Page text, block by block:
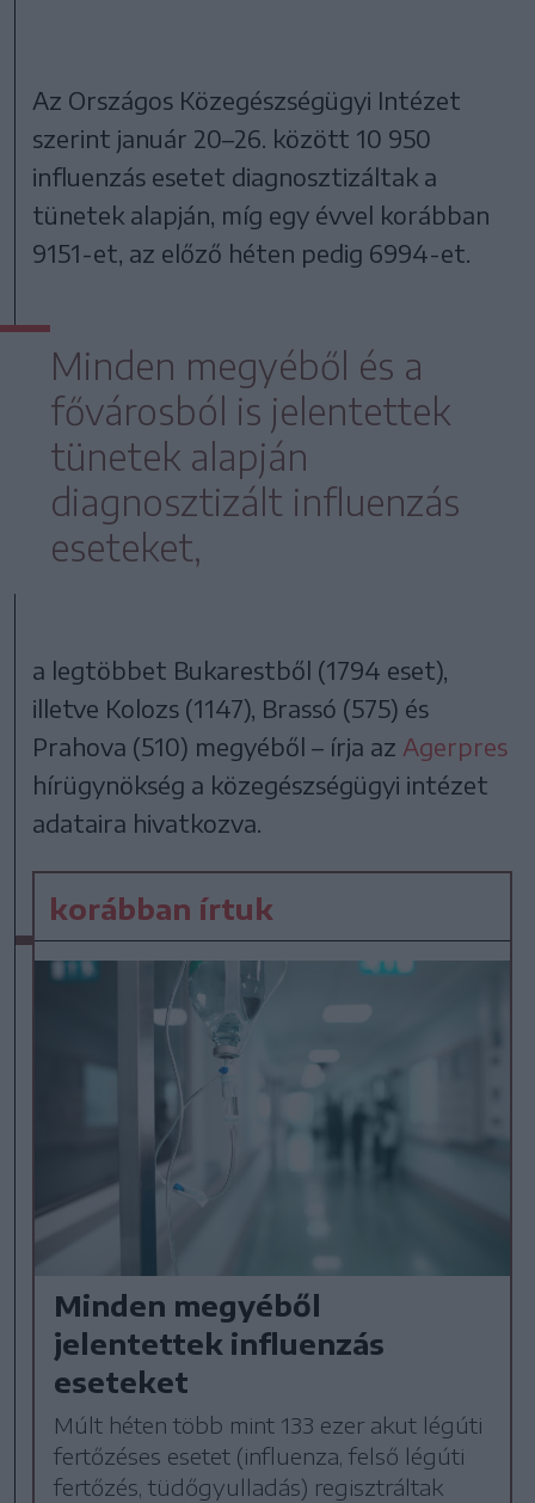
Az Országos Közegészségügyi Intézet
szerint január 20–26. között 10 950
influenzás esetet diagnosztizáltak a
tünetek alapján, míg egy évvel korábban
9151-et, az előző héten pedig 6994-et.
Minden megyéből és a
fővárosból is jelentettek
tünetek alapján
diagnosztizált influenzás
eseteket,
a legtöbbet Bukarestből (1794 eset),
illetve Kolozs (1147), Brassó (575) és
Prahova (510) megyéből – írja az Agerpres
hírügynökség a közegészségügyi intézet
adataira hivatkozva.
korábban írtuk
Minden megyéből
jelentettek influenzás
eseteket
Múlt héten több mint 133 ezer akut légúti
fertőzéses esetet (influenza, felső légúti
fertőzés, tüdőgyulladás) regisztráltak